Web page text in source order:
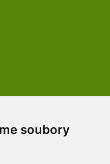
soubory